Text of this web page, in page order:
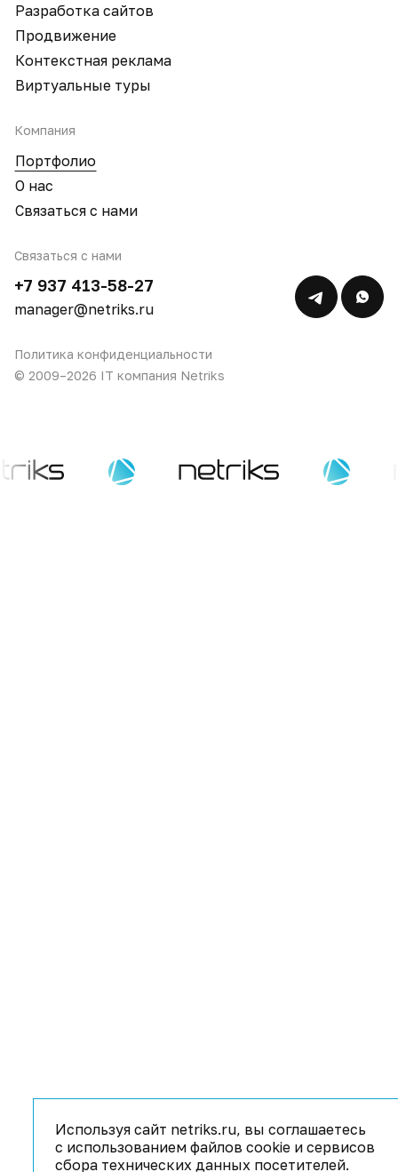
Разработка сайтов
Продвижение
Контекстная реклама
Виртуальные туры
Компания
Портфолио
О нас
Связаться с нами
Связаться с нами
+7 937 413-58-27
manager@netriks.ru
Политика конфиденциальности
© 2009–2026 IT компания Netriks
Используя сайт netriks.ru, вы соглашаетесь
с использованием файлов cookie и сервисов
сбора технических данных посетителей.